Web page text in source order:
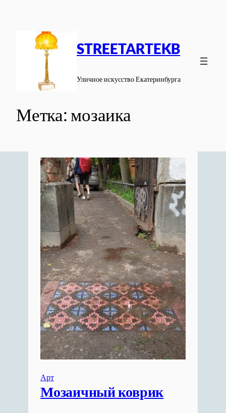
содержимому
STREETARTEKB
Уличное искусство Екатеринбурга
Метка:мозаика
Арт
Мозаичный коврик